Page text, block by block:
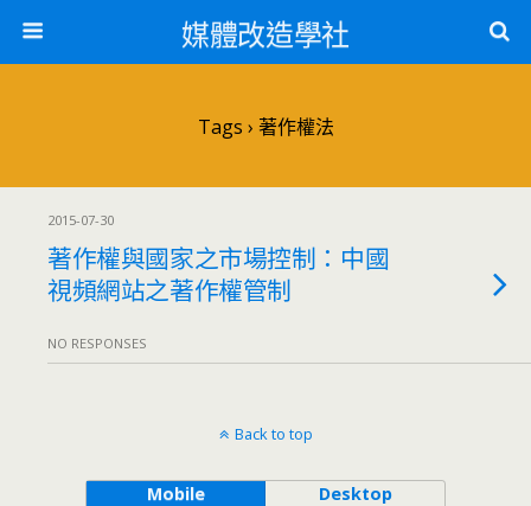
媒體改造學社
Tags › 著作權法
2015-07-30
著作權與國家之市場控制：中國
視頻網站之著作權管制
NO RESPONSES
Back to top
Mobile Desktop